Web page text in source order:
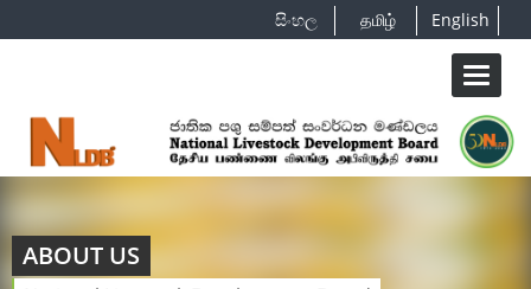
සිංහල தமிழ் English
மாற்றுn
ABOUT US